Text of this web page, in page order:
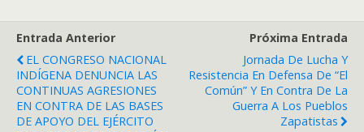
Entrada Anterior
EL CONGRESO NACIONAL
INDÍGENA DENUNCIA LAS
CONTINUAS AGRESIONES
EN CONTRA DE LAS BASES
DE APOYO DEL EJÉRCITO
Próxima Entrada
Jornada De Lucha Y
Resistencia En Defensa De “El
Común” Y En Contra De La
Guerra A Los Pueblos
Zapatistas